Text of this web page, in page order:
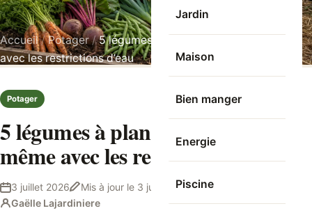
Jardin
Maison
Bien manger
Energie
Piscine
Accueil / Potager/ 5 légumes à planter en juillet, même
avec les restrictions d’eau
Potager
5 légumes à planter en juillet,
même avec les restrictions d’eau
3 juillet 2026 Mis à jour le 3 juillet 2026
8 min de lecture
Gaëlle Lajardiniere